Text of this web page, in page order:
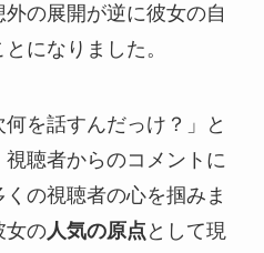
の展開が逆に彼女の自
になりました。
を話すんだっけ？」と
聴者からのコメントに
の視聴者の心を掴みま
女の人気の原点 として現